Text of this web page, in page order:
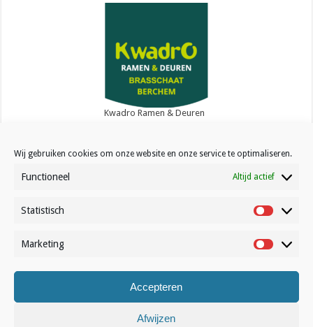
Wij gebruiken cookies om onze website en onze service te optimaliseren.
Functioneel Altijd actief
Statistisch Statistisch
Marketing
Accepteren
Afwijzen
Kwadro Ramen & Deuren
Contact
© Volleynews.be2026
Algemene voorwaarden|Privacy